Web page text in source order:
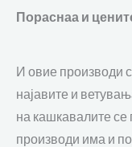
Пораснаа и
И овие производи
најавите и
на кашкавалите се
производи има и